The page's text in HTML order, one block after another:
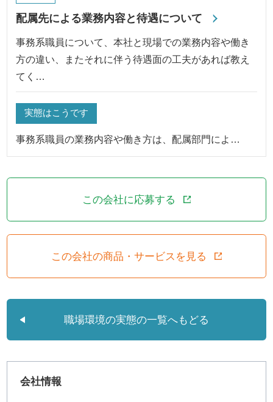
配属先による業務内容と待遇について
事務系職員について、本社と現場での業務内容や働き
方の違い、またそれに伴う待遇面の工夫があれば教え
てく…
実態はこうです
事務系職員の業務内容や働き方は、配属部門によ…
この会社に応募する
この会社の商品・サービスを見る
職場環境の実態の一覧へもどる
会社情報